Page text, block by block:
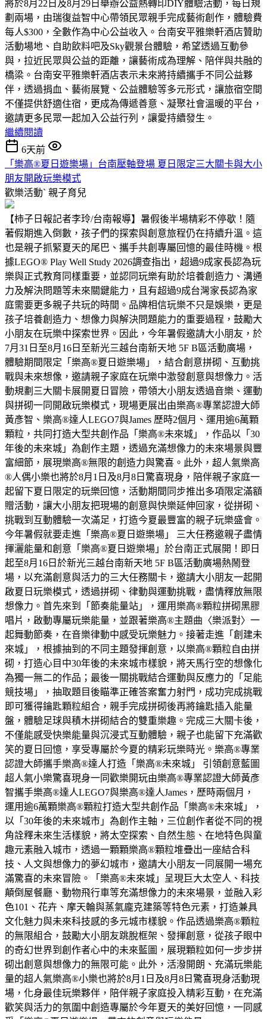
將於8月22日及8月29日舉辦公益熱轉印DIY體驗活動，每日規
劃兩場，由瑞復益智中心帶領民眾親手完成藝術創作，體驗費
每人$300，全數作為中心公益收入。台南安平雅樂軒酒店贊助
活動場地、自助飲料吧及Sky觀景台體驗，希望透過互動參
與，拉近民眾與公益的距離，讓藝術成為理解、陪伴與共融的
橋梁。台南安平雅樂軒酒店表示未來將持續攜手不同公益夥
伴，透過捐血、藝術展覽、公益體驗等多元形式，讓旅宿空間
不僅提供舒適住宿，更成為傳遞善意、凝聚社會溫暖的平台，
邀請更多民眾一起加入公益行列，讓愛持續發生。
繼續閱讀
6天前
「樂高®夏日遊樂場」台南壓軸登場 夏日限定三大關卡與大小
朋友開啟玩樂模式
歡樂活動ˋ 親子育兒
【柿子日報記者李玲/台南報導】暑假後半場精彩不停歇！隨
著假期進入倒數，孩子們的探索與創意旅程仍在持續升溫。這
也是親子抓緊夏天的尾巴、攜手共創專屬回憶的最佳時機。根
據LEGO® Play Well Study 2026調查指出，超過9成家長認為玩
樂與正式教育同樣重要，並認同玩樂有助於培養創造力、溝通
力及解決問題等未來關鍵能力，且有超過9成台灣家長認為家
庭需要更多親子共玩的時間。品牌相信玩樂不只是娛樂，更是
孩子培養創造力、想像力與解決問題能力的重要過程，鼓勵大
小朋友在玩樂中探索世界。因此，今年暑假邀請大小朋友，於
7月31日至8月16日至新光三越台南新天地 5F B區活動廣場，
體驗期間限定「樂高®夏日遊樂場」，結合創意拼砌、互動挑
戰與未來想像，邀請親子家庭在玩樂中激發創意與想像力。活
動規劃三大關卡展開夏日冒險，帶領大小朋友透過音樂、運動
與拼砌一同開啟玩樂模式，現場更展出由樂高®專業認證大師
黃彥智、樂高®達人LEGO7與James 歷時2個月、運用逾6萬顆
顆粒，共同打造大型共創作品「樂高®未來城」，作品以「30
年後的未來城」為創作主題，透過充滿想像力的未來場景與豐
富細節，展現樂高®無限的創造力與驚喜。此外，超人氣樂高
®人偶小樂也將於8月1日及8月8日驚喜現身，陪伴親子家庭一
起留下夏日限定的玩樂回憶，活動期間同步推出多項限定滿額
贈活動，讓大小朋友把現場的創意與快樂延伸回家，從拼砌、
挑戰到互動體驗一次滿足，打造今夏最豐富的親子玩樂盛會。
今年暑假就要走進「樂高®夏日遊樂場」 三大任務邀親子盡情
揮灑能量和創意「樂高®夏日遊樂場」於台南正式展開！即日
起至8月16日於新光三越台南新天地 5F B區活動廣場熱鬧登
場，以充滿創意與活力的三大任務關卡，邀請大小朋友一起開
啟夏日玩樂模式，透過拼砌、律動與運動挑戰，盡情釋放無限
想像力。首先來到「節奏能量站」，運用樂高®顆粒拼砌黑膠
唱片，啟動專屬玩樂能量，並跟著樂高®主題曲〈樂派對〉一
起舞動節奏，在音樂律動中感受玩樂魅力。接著走進「創建未
來城」，根據抽到的不同主題發揮創意，以樂高®顆粒自由拼
砌，打造心目中30年後的未來城市樣貌，將天馬行空的想像化
為獨一無二的作品；最後一關挑戰結合運動與反應力的「足能
競技場」，抽取題目後瞄準正確答案奮力射門，成功完成挑戰
即可獲得鑰匙顆粒組合，親手完成拼砌後再將鑰匙插入能量
盤，體驗足球與積木拼砌結合的雙重樂趣。完成三大關卡後，
不僅能感受快樂能量與沉浸式互動體驗，親子也能留下充滿歡
笑的夏日回憶，享受專屬於今夏的精彩玩樂時光。樂高®專業
認證大師攜手樂高®達人打造「樂高®未來城」 引領創意藍圖
超人氣小樂驚喜現身一同歡樂開玩由樂高®專業認證大師黃彥
智攜手樂高®達人LEGO7與樂高®達人James，歷時兩個月，
運用逾6萬顆樂高®顆粒打造大型共創作品「樂高®未來城」，
以「30年後的未來城市」為創作主軸，三位創作者從不同的視
角詮釋未來生活樣貌，將太空探索、自然生態、在地特色與童
趣元素融入城市，透過一顆顆樂高®顆粒堆疊出一座結合科
技、人文與想像力的夢幻城市，邀請大小朋友一同展開一場充
滿驚喜的未來冒險。「樂高®未來城」呈現巨大太空人、科技
顛倒屋餐廳、動物飛行車等充滿想像力的未來場景，並融入彩
色101、花卉、摩天輪與蒸氣龐克建築等特色元素，打造兼具
文化魅力與未來科技感的多元城市樣貌。作品透過樂高®顆粒
的無限組合，鼓勵大小朋友跳脫框架、發揮創意，從孩子眼中
的奇幻世界到創作者心中的未來藍圖，展現顆粒如何一步步拼
砌出創意與想像力的無限可能。此外，活潑開朗、充滿玩樂能
量的超人氣樂高®小樂也將於8月1日及8月8日驚喜現身活動現
場，化身最佳玩樂夥伴，陪伴親子家庭投入精彩互動，在充滿
歡笑與活力的氛圍中創造專屬於今年夏天的美好回憶，一同感